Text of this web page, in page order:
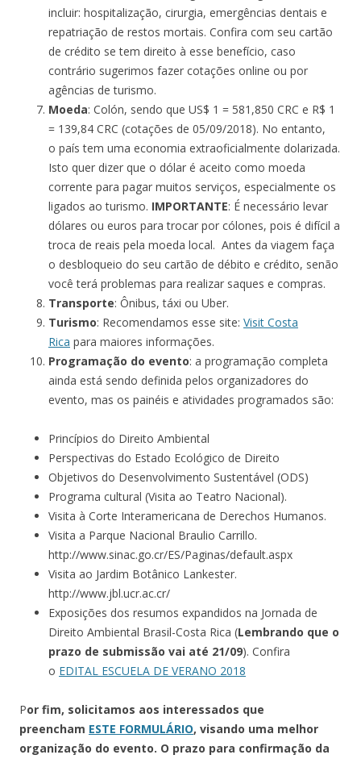
incluir: hospitalização, cirurgia, emergências dentais e
repatriação de restos mortais. Confira com seu cartão
de crédito se tem direito à esse benefício, caso
contrário sugerimos fazer cotações online ou por
agências de turismo.
Moeda: Colón, sendo que US$ 1 = 581,850 CRC e R$ 1
= 139,84 CRC (cotações de 05/09/2018). No entanto,
o país tem uma economia extraoficialmente dolarizada.
Isto quer dizer que o dólar é aceito como moeda
corrente para pagar muitos serviços, especialmente os
ligados ao turismo. IMPORTANTE: É necessário levar
dólares ou euros para trocar por cólones, pois é difícil a
troca de reais pela moeda local. Antes da viagem faça
o desbloqueio do seu cartão de débito e crédito, senão
você terá problemas para realizar saques e compras.
Transporte: Ônibus, táxi ou Uber.
Turismo: Recomendamos esse site: Visit Costa
Rica para maiores informações.
Programação do evento: a programação completa
ainda está sendo definida pelos organizadores do
evento, mas os painéis e atividades programados são:
Princípios do Direito Ambiental
Perspectivas do Estado Ecológico de Direito
Objetivos do Desenvolvimento Sustentável (ODS)
Programa cultural (Visita ao Teatro Nacional).
Visita à Corte Interamericana de Derechos Humanos.
Visita a Parque Nacional Braulio Carrillo.
http://www.sinac.go.cr/ES/Paginas/default.aspx
Visita ao Jardim Botânico Lankester.
http://www.jbl.ucr.ac.cr/
Exposições dos resumos expandidos na Jornada de
Direito Ambiental Brasil-Costa Rica (Lembrando que o
prazo de submissão vai até 21/09). Confira
o EDITAL ESCUELA DE VERANO 2018
Por fim, solicitamos aos interessados que
preencham ESTE FORMULÁRIO, visando uma melhor
organização do evento. O prazo para confirmação da